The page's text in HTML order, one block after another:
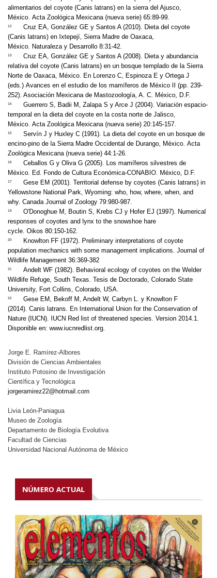
alimentarios del coyote (Canis latrans) en la sierra del Ajusco,
México. Acta Zoológica Mexicana (nueva serie) 65:89-99.
12
Cruz EA, González GE y Santos A (2010). Dieta del coyote
(Canis latrans) en Ixtepejí, Sierra Madre de Oaxaca,
México. Naturaleza y Desarrollo 8:31-42.
13
Cruz EA, González GE y Santos A (2008). Dieta y abundancia
relativa del coyote (Canis latrans) en un bosque templado de la Sierra
Norte de Oaxaca, México. En Lorenzo C, Espinoza E y Ortega J
(eds.) Avances en el estudio de los mamíferos de México II (pp. 239-
252). Asociación Mexicana de Mastozoología, A. C. México, D.F.
14
Guerrero S, Badii M, Zalapa S y Arce J (2004). Variación espacio-
temporal en la dieta del coyote en la costa norte de Jalisco,
México. Acta Zoológica Mexicana (nueva serie) 20:145-157.
15
Servín J y Huxley C (1991). La dieta del coyote en un bosque de
encino-pino de la Sierra Madre Occidental de Durango, México. Acta
Zoológica Mexicana (nueva serie) 44:1-26.
16
Ceballos G y Oliva G (2005). Los mamíferos silvestres de
México. Ed. Fondo de Cultura Económica-CONABIO. México, D.F.
17
Gese EM (2001). Territorial defense by coyotes (Canis latrans) in
Yellowstone National Park, Wyoming: who, how, where, when, and
why. Canada Journal of Zoology 79:980-987.
19
O'Donoghue M, Boutin S, Krebs CJ y Hofer EJ (1997). Numerical
responses of coyotes and lynx to the snowshoe hare
cycle. Oikos 80:150-162.
20
Knowlton FF (1972). Preliminary interpretations of coyote
population mechanics with some management implications. Journal of
Wildlife Management 36:369-382
21
Andelt WF (1982). Behavioral ecology of coyotes on the Welder
Wildlife Refuge, South Texas. Tesis de Doctorado, Colorado State
University, Fort Collins, Colorado, USA.
22
Gese EM, Bekoff M, Andelt W, Carbyn L. y Knowlton F
(2014). Canis latrans. En International Union for the Conservation of
Nature (IUCN). IUCN Red list of threatened species. Version 2014.1.
Disponible en: www.iucnredlist.org.
Jorge E. Ramírez-Albores
División de Ciencias Ambientales
Instituto Potosino de Investigación
Científica y Tecnológica
jorgeramirez22@hotmail.com
Livia León-Paniagua
Museo de Zoología
Departamento de Biología Evolutiva
Facultad de Ciencias
Universidad Nacional Autónoma de México
NÚMERO ACTUAL